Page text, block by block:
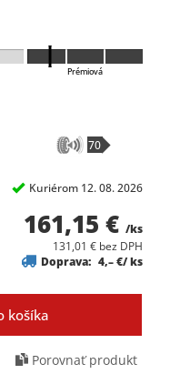
Prémiová
70
Kuriérom 12. 08. 2026
košíka
161,15 € /ks
131,01 € bez DPH
Doprava: 4,– €/ ks
Porovnať produkt